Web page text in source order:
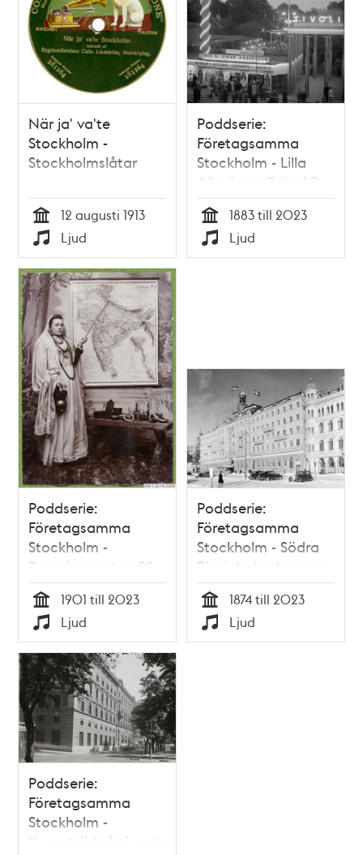
När ja' va'te
Stockholm -
Stockholmslåtar
Tid
12 augusti 1913
Typ
Ljud
Poddserie:
Företagsamma
Stockholm - Lilla
Allmänna Gränd 9,
Gröna Lund
Tid
1883 till 2023
Typ
Ljud
Poddserie:
Företagsamma
Stockholm -
Regeringsgatan 28,
Indiska
Tid
1901 till 2023
Typ
Ljud
Poddserie:
Företagsamma
Stockholm - Södra
Blasieholmshamnen
8, Grand Hôtel
Tid
1874 till 2023
Typ
Ljud
Poddserie:
Företagsamma
Stockholm -
Kungsträdgårdsgatan